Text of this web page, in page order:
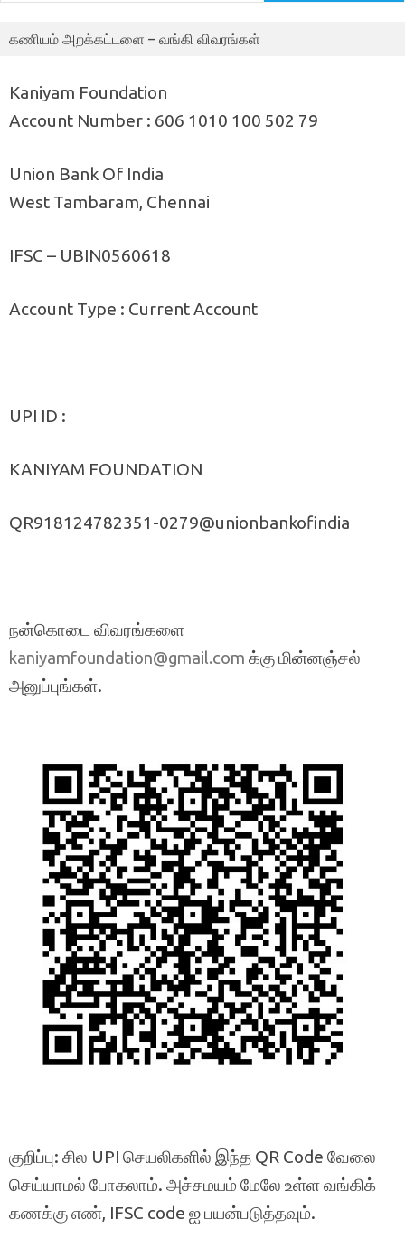
கணியம் அறக்கட்டளை – வங்கி விவரங்கள்
Kaniyam Foundation
Account Number : 606 1010 100 502 79
Union Bank Of India
West Tambaram, Chennai
IFSC – UBIN0560618
Account Type : Current Account
UPI ID :
KANIYAM FOUNDATION
QR918124782351-0279@unionbankofindia
நன்கொடை விவரங்களை
kaniyamfoundation@gmail.com க்கு மின்னஞ்சல்
அனுப்புங்கள்.
குறிப்பு: சில UPI செயலிகளில் இந்த QR Code வேலை
செய்யாமல் போகலாம். அச்சமயம் மேலே உள்ள வங்கிக்
கணக்கு எண், IFSC code ஐ பயன்படுத்தவும்.